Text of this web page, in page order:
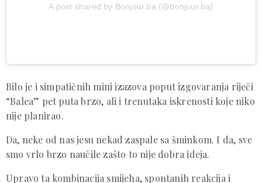
A post shared by Bonjour.ba (@bonjour.ba)
Bilo je i simpatičnih mini izazova poput izgovaranja riječi
“Balea” pet puta brzo, ali i trenutaka iskrenosti koje niko
nije planirao.
Da, neke od nas jesu nekad zaspale sa šminkom. I da, sve
smo vrlo brzo naučile zašto to nije dobra ideja.
Upravo ta kombinacija smijeha, spontanih reakcija i